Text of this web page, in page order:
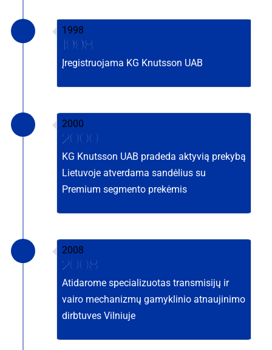
1998
1998
Įregistruojama KG Knutsson UAB
2000
2000
KG Knutsson UAB pradeda aktyvią prekybą
Lietuvoje atverdama sandėlius su
Premium segmento prekėmis
2008
2008
Atidarome specializuotas transmisijų ir
vairo mechanizmų gamyklinio atnaujinimo
dirbtuves Vilniuje